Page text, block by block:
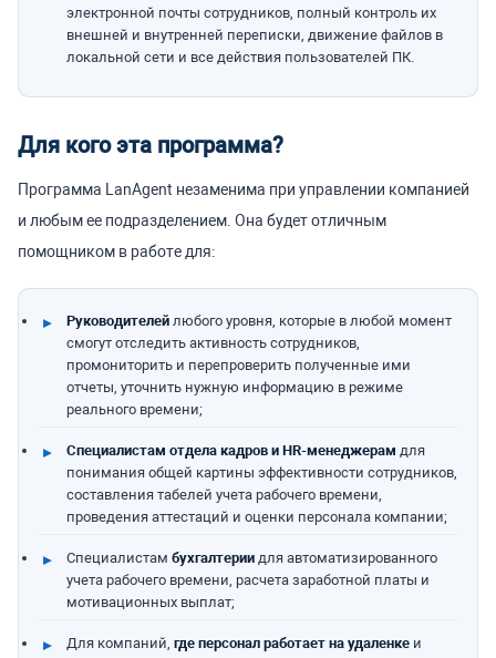
электронной почты сотрудников, полный контроль их
внешней и внутренней переписки, движение файлов в
локальной сети и все действия пользователей ПК.
Для кого эта программа?
Программа LanAgent незаменима при управлении компанией
и любым ее подразделением. Она будет отличным
помощником в работе для:
Руководителей любого уровня, которые в любой момент
смогут отследить активность сотрудников,
промониторить и перепроверить полученные ими
отчеты, уточнить нужную информацию в режиме
реального времени;
Специалистам отдела кадров и HR-менеджерам для
понимания общей картины эффективности сотрудников,
составления табелей учета рабочего времени,
проведения аттестаций и оценки персонала компании;
Специалистам бухгалтерии для автоматизированного
учета рабочего времени, расчета заработной платы и
мотивационных выплат;
Для компаний, где персонал работает на удаленке и